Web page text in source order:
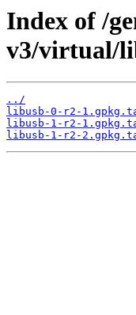
Index of /
v3/virtual/
../
libusb-0-r2-
libusb-1-r2-
libusb-1-r2-